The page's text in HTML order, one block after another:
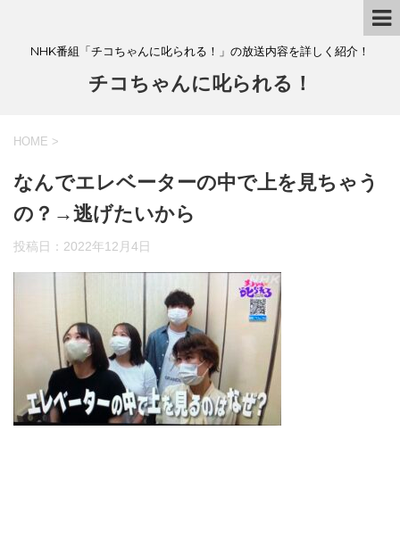
NHK番組「チコちゃんに叱られる！」の放送内容を詳しく紹介！
チコちゃんに叱られる！
HOME >
なんでエレベーターの中で上を見ちゃう
の？→逃げたいから
投稿日： 2022年12月4日